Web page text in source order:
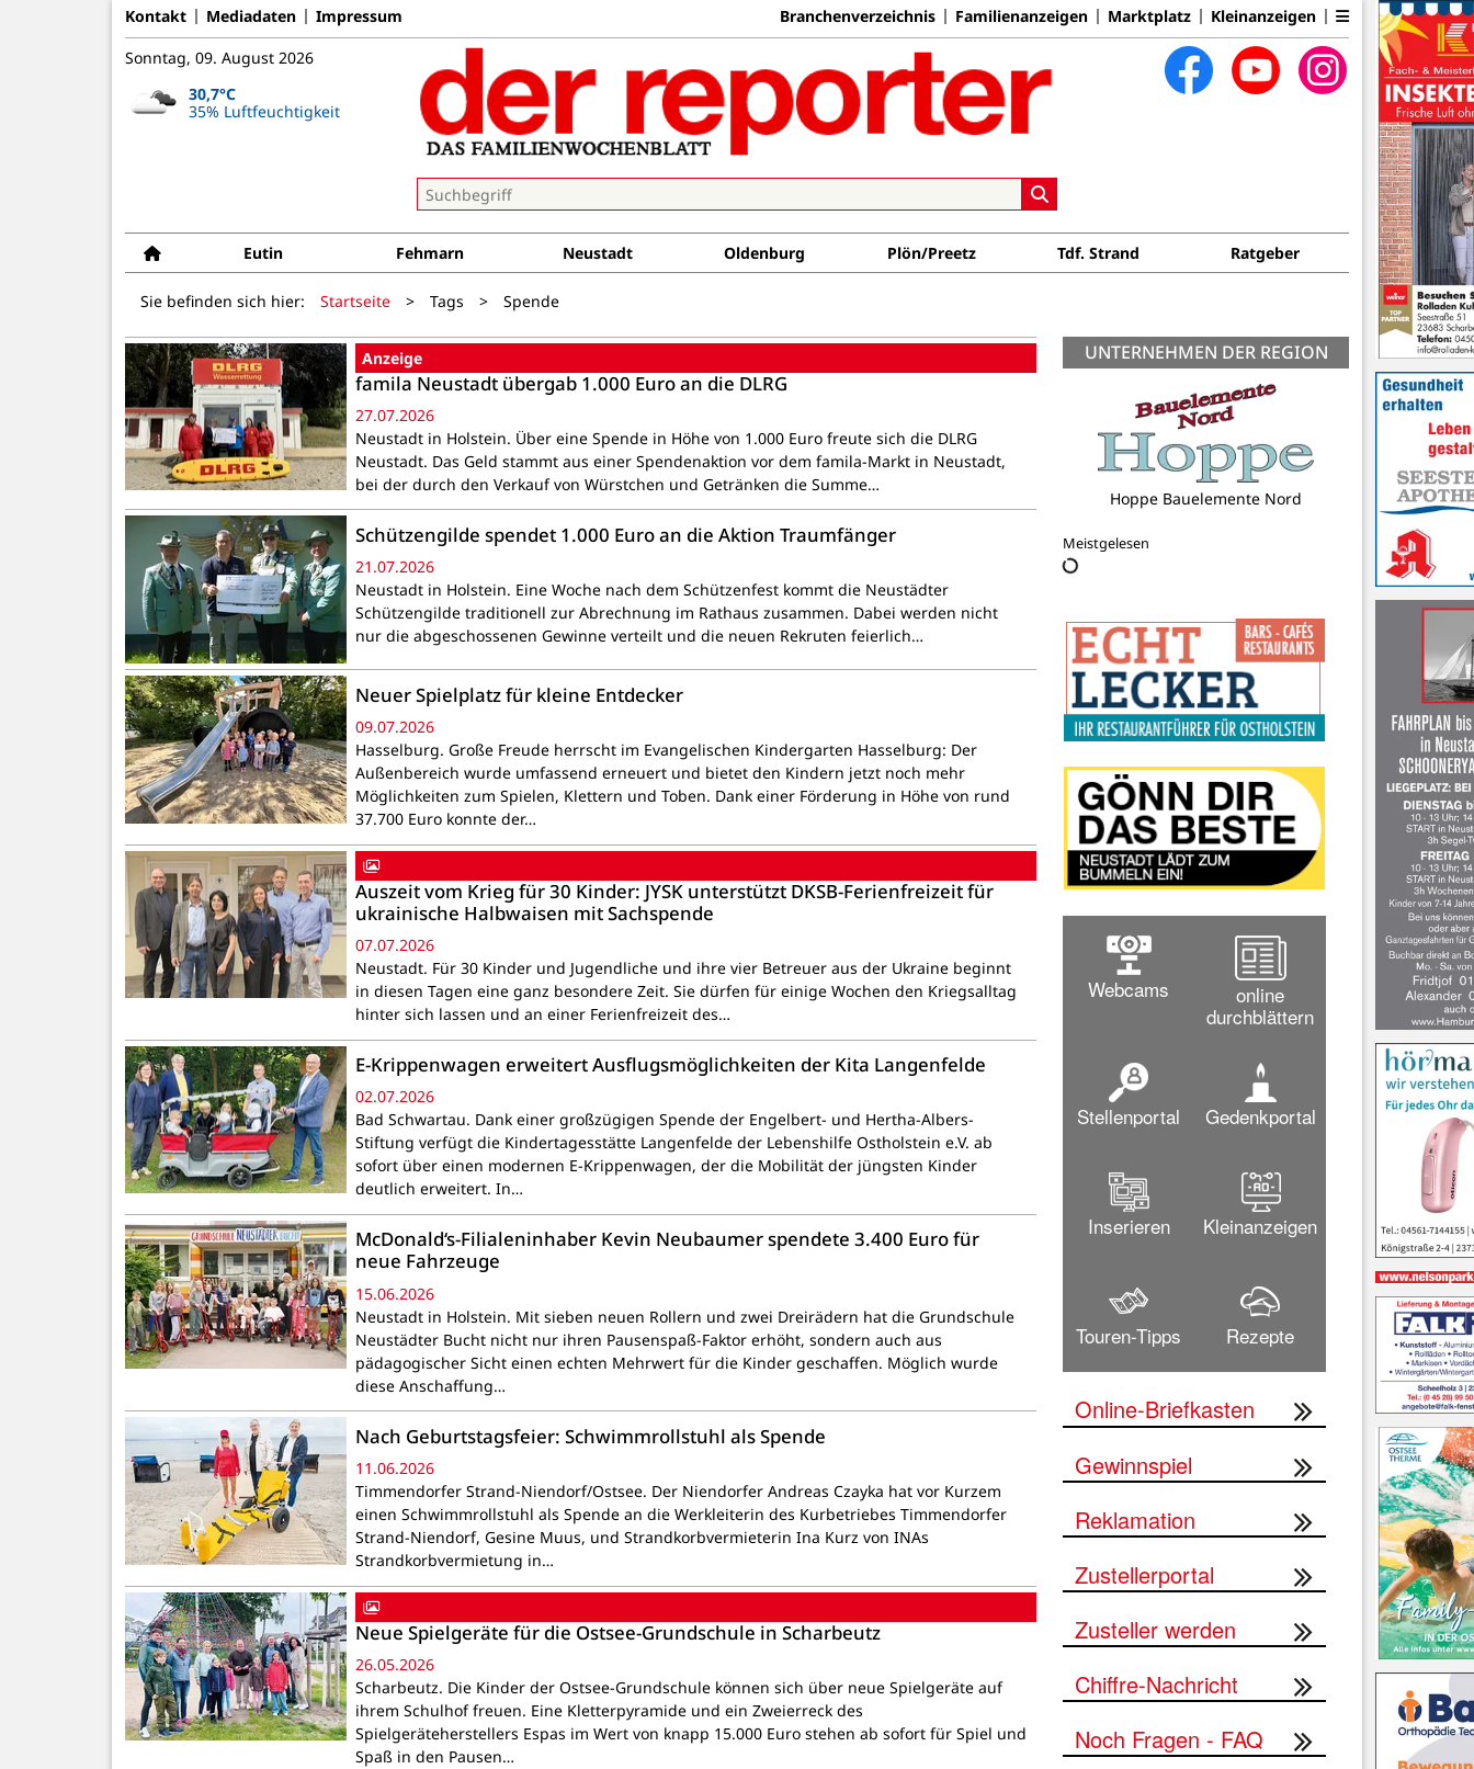
Kontakt Mediadaten Impressum Branchenverzeichnis Familienanzeigen Marktplatz Kleinanzeigen
Sonntag, 09. August 2026
30,7°C
35% Luftfeuchtigkeit
Eutin Fehmarn Neustadt Oldenburg Plön/Preetz Tdf. Strand Ratgeber
Sie befinden sich hier: Startseite > Tags > Spende
Anzeige
famila Neustadt übergab 1.000 Euro an die DLRG
27.07.2026
Neustadt in Holstein. Über eine Spende in Höhe von 1.000 Euro freute sich die DLRG
Neustadt. Das Geld stammt aus einer Spendenaktion vor dem famila-Markt in Neustadt,
bei der durch den Verkauf von Würstchen und Getränken die Summe…
Schützengilde spendet 1.000 Euro an die Aktion Traumfänger
21.07.2026
Neustadt in Holstein. Eine Woche nach dem Schützenfest kommt die Neustädter
Schützengilde traditionell zur Abrechnung im Rathaus zusammen. Dabei werden nicht
nur die abgeschossenen Gewinne verteilt und die neuen Rekruten feierlich…
Neuer Spielplatz für kleine Entdecker
09.07.2026
Hasselburg. Große Freude herrscht im Evangelischen Kindergarten Hasselburg: Der
Außenbereich wurde umfassend erneuert und bietet den Kindern jetzt noch mehr
Möglichkeiten zum Spielen, Klettern und Toben. Dank einer Förderung in Höhe von rund
37.700 Euro konnte der…
Auszeit vom Krieg für 30 Kinder: JYSK unterstützt DKSB-Ferienfreizeit für
ukrainische Halbwaisen mit Sachspende
07.07.2026
Neustadt. Für 30 Kinder und Jugendliche und ihre vier Betreuer aus der Ukraine beginnt
in diesen Tagen eine ganz besondere Zeit. Sie dürfen für einige Wochen den Kriegsalltag
hinter sich lassen und an einer Ferienfreizeit des…
E-Krippenwagen erweitert Ausflugsmöglichkeiten der Kita Langenfelde
02.07.2026
Bad Schwartau. Dank einer großzügigen Spende der Engelbert- und Hertha-Albers-
Stiftung verfügt die Kindertagesstätte Langenfelde der Lebenshilfe Ostholstein e.V. ab
sofort über einen modernen E-Krippenwagen, der die Mobilität der jüngsten Kinder
deutlich erweitert. In…
McDonald‘s-Filialeninhaber Kevin Neubaumer spendete 3.400 Euro für
neue Fahrzeuge
15.06.2026
Neustadt in Holstein. Mit sieben neuen Rollern und zwei Dreirädern hat die Grundschule
Neustädter Bucht nicht nur ihren Pausenspaß-Faktor erhöht, sondern auch aus
pädagogischer Sicht einen echten Mehrwert für die Kinder geschaffen. Möglich wurde
diese Anschaffung…
Nach Geburtstagsfeier: Schwimmrollstuhl als Spende
11.06.2026
Timmendorfer Strand-Niendorf/Ostsee. Der Niendorfer Andreas Czayka hat vor Kurzem
einen Schwimmrollstuhl als Spende an die Werkleiterin des Kurbetriebes Timmendorfer
Strand-Nien­dorf, Gesine Muus, und Strandkorbvermieterin Ina Kurz von INAs
Strandkorbvermietung in…
Neue Spielgeräte für die Ostsee-Grundschule in Scharbeutz
26.05.2026
Scharbeutz. Die Kinder der Ostsee-Grundschule können sich über neue Spielgeräte auf
ihrem Schulhof freuen. Eine Kletterpyramide und ein Zweierreck des
Spielgeräteherstellers Espas im Wert von knapp 15.000 Euro stehen ab sofort für Spiel und
Spaß in den Pausen…
UNTERNEHMEN DER REGION
Hoppe Bauelemente Nord
Meistgelesen
Webcams
online
durchblättern
Stellenportal Gedenkportal
Inserieren Kleinanzeigen
Touren-Tipps Rezepte
Online-Briefkasten
Gewinnspiel
Reklamation
Zustellerportal
Zusteller werden
Chiffre-Nachricht
Noch Fragen - FAQ